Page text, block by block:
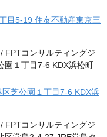
目5-19 住友不動産東京三
芝公園１丁目7-6 KDX浜